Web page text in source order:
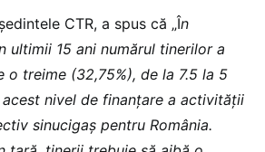
CTR, a spus că „În
ultimii 15 ani numărul tinerilor a
o treime (32,75%), de la 7.5 la 5
nivel de finanțare a activității
sinucigaș pentru România.